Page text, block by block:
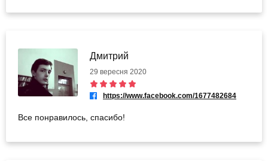
Дмитрий
29 вересня 2020
https://www.facebook.com/1677482684
Все понравилось, спасибо!